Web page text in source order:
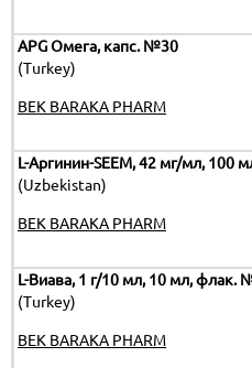
APG Омега, капс. №30
(Turkey)
BEK BARAKA PHARM
L-Аргинин-SEEM, 42 мг/мл, 100
(Uzbekistan)
BEK BARAKA PHARM
L-Виава, 1 г/10 мл, 10 мл, флак.
(Turkey)
BEK BARAKA PHARM